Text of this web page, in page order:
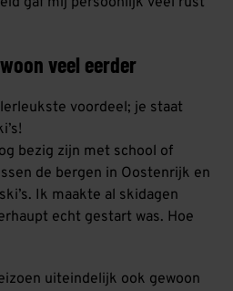
veel eerder
voordeel; je staat
bezig zijn met school of
de bergen in Oostenrijk en
Ik maakte al skidagen
echt gestart was. Hoe
uiteindelijk ook gewoon